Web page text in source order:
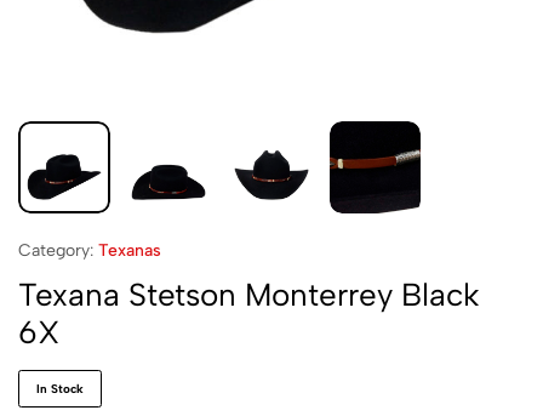
Category: Texanas
Texana Stetson Monterrey Black
6X
In Stock